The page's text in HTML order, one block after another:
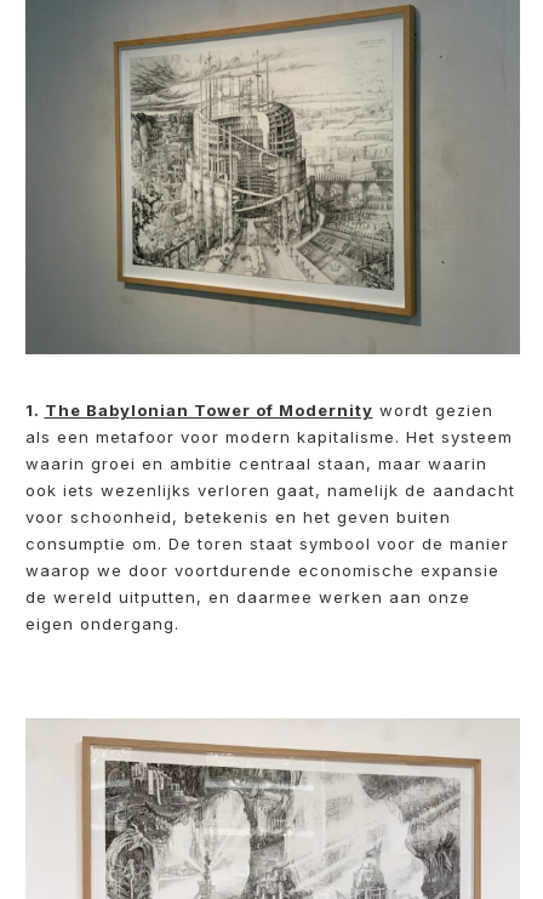
1. The Babylonian Tower of Modernity wordt gezien
als een metafoor voor modern kapitalisme. Het systeem
waarin groei en ambitie centraal staan, maar waarin
ook iets wezenlijks verloren gaat, namelijk de aandacht
voor schoonheid, betekenis en het geven buiten
consumptie om. De toren staat symbool voor de manier
waarop we door voortdurende economische expansie
de wereld uitputten, en daarmee werken aan onze
eigen ondergang.